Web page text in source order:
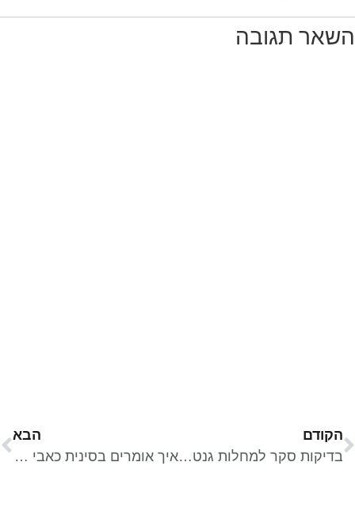
השאר תגובה
הקודם
בדיקות סקר למחלות גנטיות באוכלוסיה הכללית
הבא
איך אומרים בסינית כאבי מחזור? – כאבי מחזור על פי הרפואה הסינית